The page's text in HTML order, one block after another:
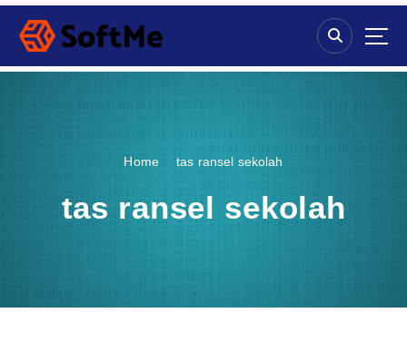
S
p
Home tas ransel sekolah
tas ransel sekolah